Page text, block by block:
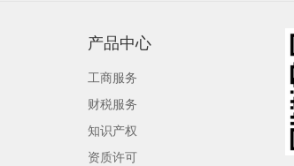
产品中心
工商服务
财税服务
知识产权
资质许可